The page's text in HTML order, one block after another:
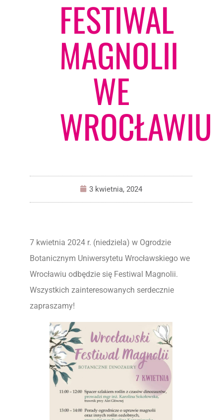
FESTIWAL
MAGNOLII
WE
WROCŁAWIU
3 kwietnia, 2024
7 kwietnia 2024 r. (niedziela) w Ogrodzie
Botanicznym Uniwersytetu Wrocławskiego we
Wrocławiu odbędzie się Festiwal Magnolii.
Wszystkich zainteresowanych serdecznie
zapraszamy!